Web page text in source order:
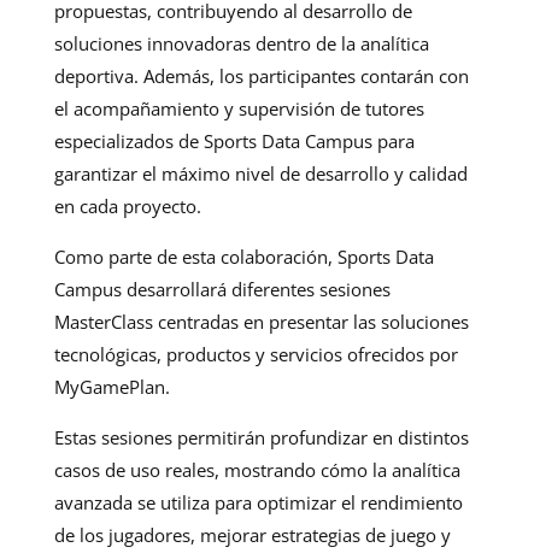
propuestas, contribuyendo al desarrollo de
soluciones innovadoras dentro de la analítica
deportiva. Además, los participantes contarán con
el acompañamiento y supervisión de tutores
especializados de Sports Data Campus para
garantizar el máximo nivel de desarrollo y calidad
en cada proyecto.
Como parte de esta colaboración, Sports Data
Campus desarrollará diferentes sesiones
MasterClass centradas en presentar las soluciones
tecnológicas, productos y servicios ofrecidos por
MyGamePlan.
Estas sesiones permitirán profundizar en distintos
casos de uso reales, mostrando cómo la analítica
avanzada se utiliza para optimizar el rendimiento
de los jugadores, mejorar estrategias de juego y